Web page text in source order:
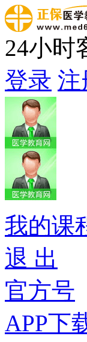
24小时
登录 注
我的课
退 出
官方号
APP下